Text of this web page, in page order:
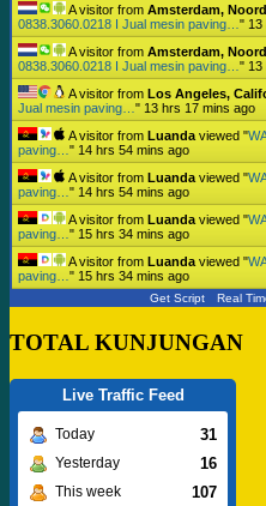
A visitor from Amsterdam,
0838.3060.0218 I Jual mesin paving… " 13
A visitor from Amsterdam,
0838.3060.0218 I Jual mesin paving… " 13
A visitor from Los Angeles,
Jual mesin paving… " 13 hrs 17 mins ago
A visitor from Luanda viewed "
paving… " 14 hrs 54 mins ago
A visitor from Luanda viewed "
paving… " 14 hrs 54 mins ago
A visitor from Luanda viewed "
paving… " 15 hrs 34 mins ago
A visitor from Luanda viewed "
paving… " 15 hrs 34 mins ago
Get Script Real
TOTAL KUNJUNGAN
Live Traffic Feed
Today 31
Yesterday 16
This week 107